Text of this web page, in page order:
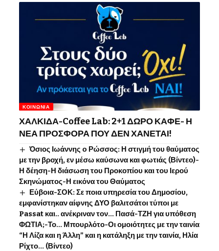
ΚΟΙΝΩΝΊΑ
ΧΑΛΚΙΔΑ-Coffee Lab: 2+1 ΔΩΡΟ ΚΑΦΕ- Η
ΝΕΑ ΠΡΟΣΦΟΡΑ ΠΟΥ ΔΕΝ ΧΑΝΕΤΑΙ!
Όσιος Ιωάννης o Ρώσσος: Η στιγμή του θαύματος
με την βροχή, εν μέσω καύσωνα και φωτιάς (Βίντεο)-
Η δέηση-Η διάσωση του Προκοπίου και του Ιερού
Σκηνώματος-Η εικόνα του Θαύματος
Εύβοια-ΣΟΚ: Σε ποια υπηρεσία του Δημοσίου,
εμφανίστηκαν αίφνης ΔΥΟ βαλιτσάτοι τύποι με
Passat και.. ανέκριναν τον… Πασά-ΤΖΗ για υπόθεση
ΦΩΤΙΑ;-Το… Μπουρλότο-Οι ομοιότητες με την ταινία
“Η Λίζα και η Άλλη” και η κατάληξη με την ταινία, Ηλία
Ρίχτο… (Βίντεο)